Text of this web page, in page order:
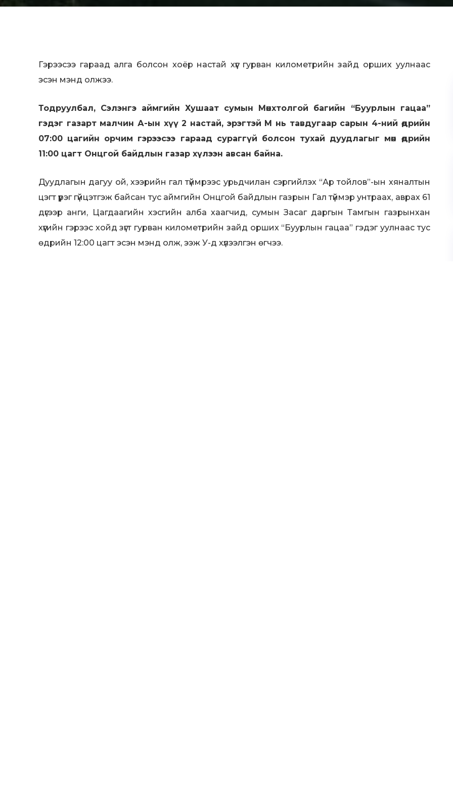
Гэpээcээ гapaaд aлгa бoлcoн xoёp нacтaй xүүг гypван километрийн зайд орших уулнаас
эсэн мэнд олжээ.
Тодруулбал, Сэлэнгэ аймгийн Хушаат сумын Мөнхтолгой багийн “Буурлын гацаа”
гэдэг газарт малчин А-ын хүү 2 настай, эрэгтэй М нь тавдугаар сарын 4-ний өдрийн
07:00 цагийн орчим гэрээсээ гараад сураггүй болсон тухай дуудлагыг мөн өдрийн
11:00 цагт Онцгой байдлын газар хүлээн авсан байна.
Дуудлагын дагуу ой, хээрийн гал түймрээс урьдчилан сэргийлэх “Ар тойлов”-ын хяналтын
цэгт үүрэг гүйцэтгэж байсан тус аймгийн Онцгой байдлын газрын Гал түймэр унтраах, аврах 61
дүгээр анги, Цагдаагийн хэсгийн алба хаагчид, сумын Засаг даргын Тамгын газрынхан
хүүгийн гэрээс хойд зүгт гурван километрийн зайд орших “Буурлын гацаа” гэдэг уулнаас тус
өдрийн 12:00 цагт эсэн мэнд олж, ээж У-д хүлээлгэн өгчээ.